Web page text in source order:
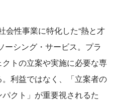
会性事業に特化した“熱と才
ーシング・サービス。プラ
トの立案や実施に必要な専
利益ではなく、「立案者の
クト」が重要視されるた